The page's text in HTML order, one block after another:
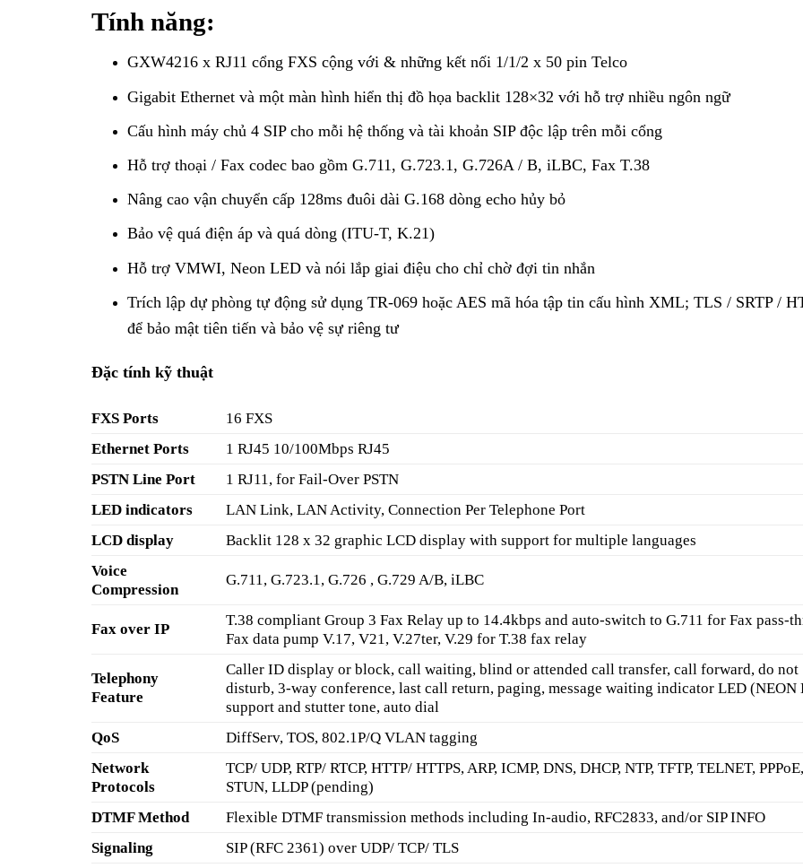
Tính năng:
GXW4216 x RJ11 cổng FXS cộng với & những kết nối 1/1/2 x 50 pin Telco
Gigabit Ethernet và một màn hình hiển thị đồ họa backlit 128×32 với hỗ trợ nhiều ngôn ngữ
Cấu hình máy chủ 4 SIP cho mỗi hệ thống và tài khoản SIP độc lập trên mỗi cổng
Hỗ trợ thoại / Fax codec bao gồm G.711, G.723.1, G.726A / B, iLBC, Fax T.38
Nâng cao vận chuyển cấp 128ms đuôi dài G.168 dòng echo hủy bỏ
Bảo vệ quá điện áp và quá dòng (ITU-T, K.21)
Hỗ trợ VMWI, Neon LED và nói lắp giai điệu cho chỉ chờ đợi tin nhắn
Trích lập dự phòng tự động sử dụng TR-069 hoặc AES mã hóa tập tin cấu hình XML; TLS / SRTP /
để bảo mật tiên tiến và bảo vệ sự riêng tư
Đặc tính kỹ thuật
FXS Ports
16 FXS
Ethernet Ports
1 RJ45 10/100Mbps RJ45
PSTN Line Port
1 RJ11, for Fail-Over PSTN
LED indicators
LAN Link, LAN Activity, Connection Per Telephone Port
LCD display
Backlit 128 x 32 graphic LCD display with support for multiple languages
Voice
Compression
G.711, G.723.1, G.726 , G.729 A/B, iLBC
Fax over IP
T.38 compliant Group 3 Fax Relay up to 14.4kbps and auto-switch to G.711 for Fax pass-
Fax data pump V.17, V21, V.27ter, V.29 for T.38 fax relay
Telephony
Feature
Caller ID display or block, call waiting, blind or attended call transfer, call forward, do not
disturb, 3-way conference, last call return, paging, message waiting indicator LED (NEON
support and stutter tone, auto dial
QoS
DiffServ, TOS, 802.1P/Q VLAN tagging
Network
Protocols
TCP/ UDP, RTP/ RTCP, HTTP/ HTTPS, ARP, ICMP, DNS, DHCP, NTP, TFTP, TELNET, PPPoE,
STUN, LLDP (pending)
DTMF Method
Flexible DTMF transmission methods including In-audio, RFC2833, and/or SIP INFO
Signaling
SIP (RFC 2361) over UDP/ TCP/ TLS